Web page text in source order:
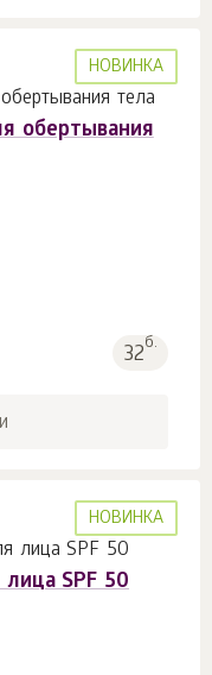
НОВИНКА
обертывания
32б.
НОВИНКА
SPF 50